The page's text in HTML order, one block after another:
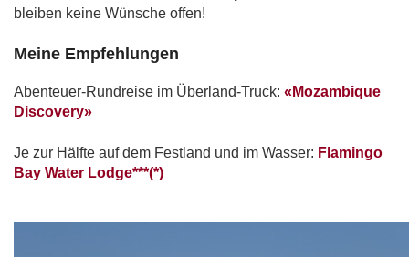
bleiben keine Wünsche offen!
Meine Empfehlungen
Abenteuer-Rundreise im Überland-Truck: «Mozambique
Discovery»
Je zur Hälfte auf dem Festland und im Wasser: Flamingo
Bay Water Lodge***(*)